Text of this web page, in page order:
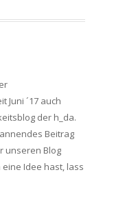
Juni ´17 auch
der h_da.
Beitrag
unseren Blog
Idee hast, lass